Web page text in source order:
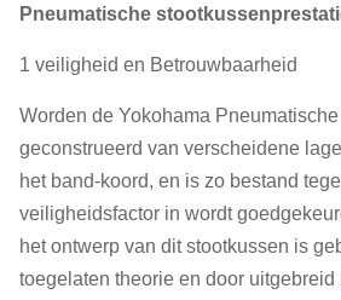
Pneumatische
1 veiligheid en Betrouwbaarheid
Worden de Yokohama
geconstrueerd van verscheidene
het band-koord, en is zo bestand
veiligheidsfactor in wordt
het ontwerp van dit stootkussen is
toegelaten theorie en door uitgebreid